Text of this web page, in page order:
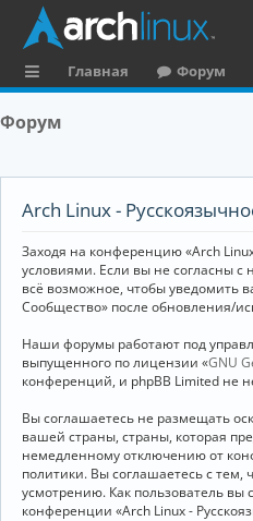
ы
к
Главная Форум
Форум
Arch Linux -
Заходя на конференцию «Arch
условиями. Если вы не согласны с
всё возможное, чтобы уведомить
Сообщество» после обновления/
Наши форумы работают под
выпущенного по лицензии «GNU
конференций, и phpBB Limited не
Вы соглашаетесь не размещать
вашей страны, страны, которая
немедленному отключению от
политики. Вы соглашаетесь с тем,
усмотрению. Как пользователь
конференции «Arch Linux -